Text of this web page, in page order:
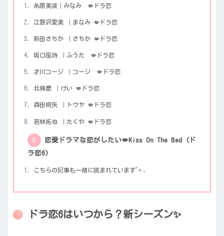
糸原美波｜みなみ 💋ドラ恋
江野沢愛美 ｜まなみ 💋ドラ恋
新田さちか ｜さちか 💋ドラ恋
坂口風詩 ｜ふうた 💋ドラ恋
才川コージ ｜コージ 💋ドラ恋
北條慶 ｜けい 💋ドラ恋
森田桐矢 ｜トウヤ 💋ドラ恋
若林拓也 ｜たくや 💋ドラ恋
恋愛ドラマな恋がしたい💋Kiss On The Bed (ド
ラ恋6)
こちらの記事も一緒に読まれています˚✧₊
ドラ恋6はいつから？新シーズン✨